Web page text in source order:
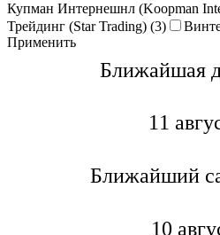
Купман Интернешнл (Koopman
Трейдинг (Star Trading) (3)
Применить
Ближайшая
11
Ближайший
10